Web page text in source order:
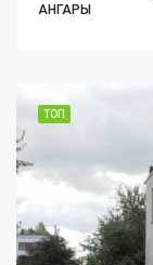
АНГАРЫ
ТОП